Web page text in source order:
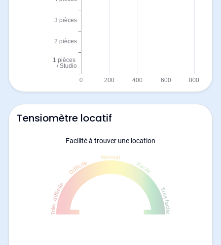
Tensiomètre locatif
Facilité à trouver une location